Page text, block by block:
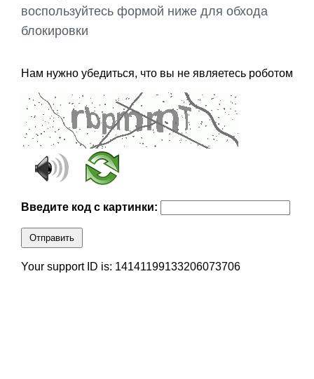
воспользуйтесь формой ниже для обхода
блокировки
Нам нужно убедиться, что вы не являетесь роботом
Введите код с картинки:
Отправить
Your support ID is: 14141199133206073706